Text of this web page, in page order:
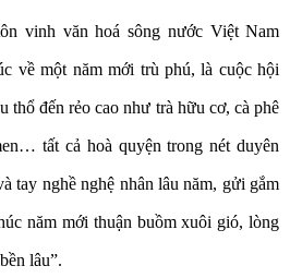
vinh văn hoá sông nước Việt Nam
về một năm mới trù phú, là cuộc hội
thổ đến rẻo cao như trà hữu cơ, cà phê
tất cả hoà quyện trong nét duyên
tay nghề nghệ nhân lâu năm, gửi gắm
năm mới thuận buồm xuôi gió, lòng
lâu”.